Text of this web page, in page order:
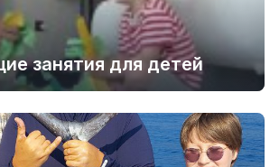
занятия для детей